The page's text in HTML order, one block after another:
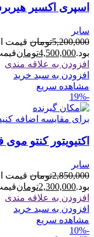
اسپری اکسیر
سایر
5,200,000تومان
بود.4,500,000تومانقیمت
افزودن به علاقه مندی
افزودن به سبد خرید
مشاهده سریع
-19%
برای مقایسه اضافه
اکتیویتور کنتو
سایر
2,850,000تومان
بود.2,300,000تومانقیمت
افزودن به علاقه مندی
افزودن به سبد خرید
مشاهده سریع
-10%